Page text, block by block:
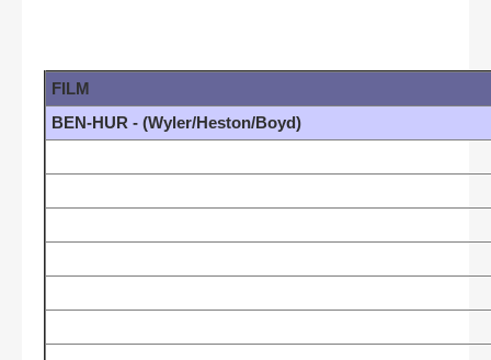
FILM
BEN-HUR - (Wyler/Heston/Boyd)